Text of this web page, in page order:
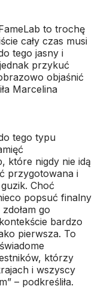
to trochę
cały czas musi
tego jasny i
przykuć
objaśnić
Marcelina
tego typu
które nigdy nie idą
przygotowana i
Choć
popsuć finalny
go
bardzo
pierwsza. To
którzy
i wszyscy
– podkreśliła.